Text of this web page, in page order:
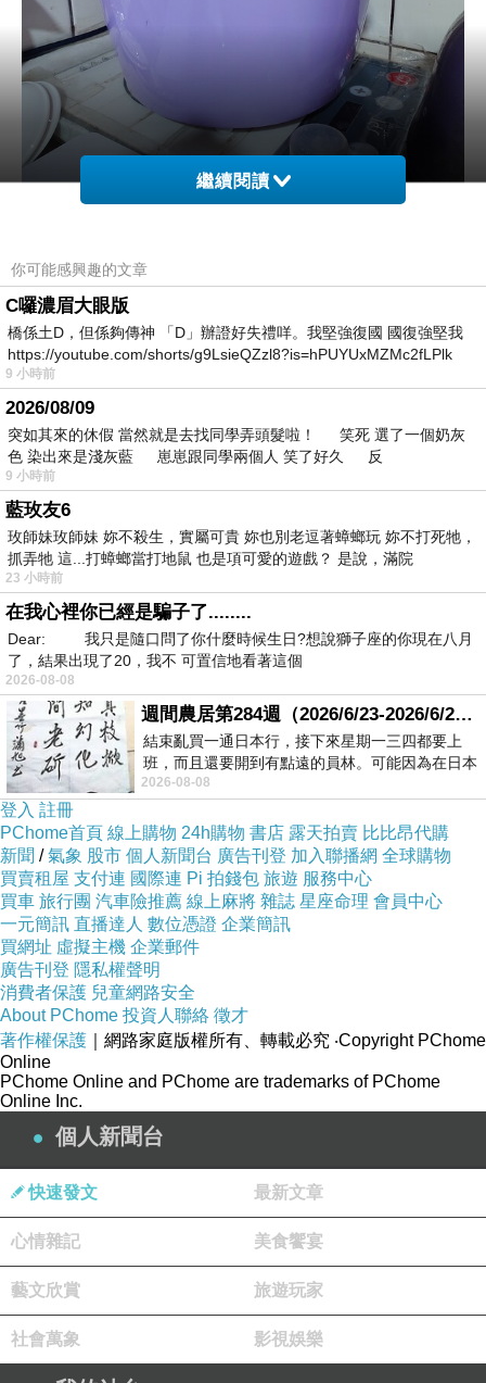
上一篇：桌上型吸塵器變身殺蟑神器(越來越難抓只看到幾隻跑得像噴射機快)
下一篇： 千萬別罵AI萌寵~罵人的招數也太神級了
繼續閱讀
你可能感興趣的文章
C囉濃眉大眼版
橋係土D，但係夠傳神 「D」辦證好失禮咩。我堅強復國 國復強堅我
https://youtube.com/shorts/g9LsieQZzl8?is=hPUYUxMZMc2fLPlk
9 小時前
2026/08/09
突如其來的休假 當然就是去找同學弄頭髮啦！ 笑死 選了一個奶灰
色 染出來是淺灰藍 崽崽跟同學兩個人 笑了好久 反
9 小時前
藍玫友6
玫師妹玫師妹 妳不殺生，實屬可貴 妳也別老逗著蟑螂玩 妳不打死牠，
抓弄牠 這...打蟑螂當打地鼠 也是項可愛的遊戲？ 是說，滿院
23 小時前
在我心裡你已經是騙子了........
Dear: 我只是隨口問了你什麼時候生日?想說獅子座的你現在八月
了，結果出現了20，我不 可置信地看著這個
2026-08-08
週間農居第284週（2026/6/23-2026/6/24) 夏至 金黃稻浪洋溢豐收喜悅
結束亂買一通日本行，接下來星期一三四都要上
班，而且還要開到有點遠的員林。可能因為在日本
花不少錢，星期一出門上班時，心裡沒有一
2026-08-08
登入 註冊
PChome首頁 線上購物 24h購物 書店 露天拍賣 比比昂代購
新聞 /氣象 股市 個人新聞台 廣告刊登 加入聯播網 全球購物
買賣租屋 支付連 國際連 Pi 拍錢包 旅遊 服務中心
買車 旅行團 汽車險推薦 線上麻將 雜誌 星座命理 會員中心
一元簡訊 直播達人 數位憑證 企業簡訊
買網址 虛擬主機 企業郵件
廣告刊登 隱私權聲明
消費者保護 兒童網路安全
About PChome 投資人聯絡 徵才
著作權保護 ｜網路家庭版權所有、轉載必究 ‧Copyright PChome
Online
PChome Online and PChome are trademarks of PChome
Online Inc.
個人新聞台
快速發文 最新文章
心情雜記 美食饗宴
藝文欣賞 旅遊玩家
社會萬象 影視娛樂